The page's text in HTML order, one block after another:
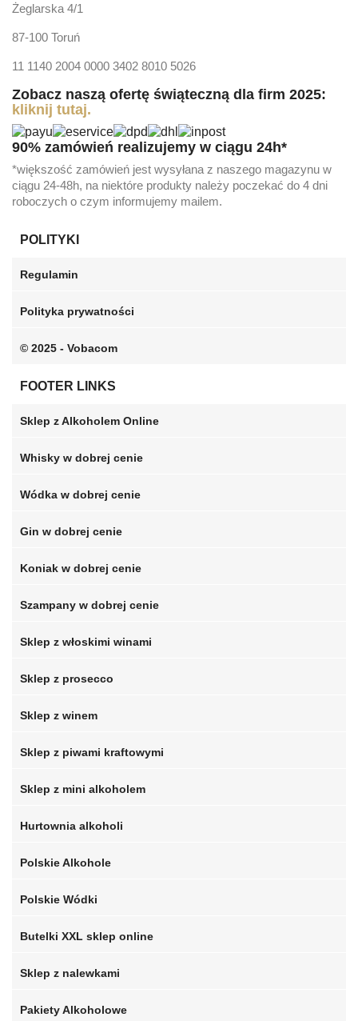
Żeglarska 4/1
87-100 Toruń
11 1140 2004 0000 3402 8010 5026
Zobacz naszą ofertę świąteczną dla firm 2025:
kliknij tutaj.
90% zamówień realizujemy w ciągu 24h*
*większość zamówień jest wysyłana z naszego magazynu w
ciągu 24-48h, na niektóre produkty należy poczekać do 4 dni
roboczych o czym informujemy mailem.
POLITYKI
Regulamin
Polityka prywatności
© 2025 - Vobacom
FOOTER LINKS
Sklep z Alkoholem Online
Whisky w dobrej cenie
Wódka w dobrej cenie
Gin w dobrej cenie
Koniak w dobrej cenie
Szampany w dobrej cenie
Sklep z włoskimi winami
Sklep z prosecco
Sklep z winem
Sklep z piwami kraftowymi
Sklep z mini alkoholem
Hurtownia alkoholi
Polskie Alkohole
Polskie Wódki
Butelki XXL sklep online
Sklep z nalewkami
Pakiety Alkoholowe